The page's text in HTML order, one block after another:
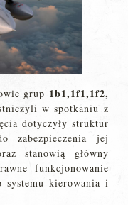
grup 1b1,1f1,1f2,
w spotkaniu z
dotyczyły struktur
zabezpieczenia jej
stanowią główny
funkcjonowanie
systemu kierowania i